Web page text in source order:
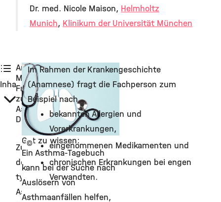
Dr. med. Nicole Maison, Helmholtz
Munich, Klinikum der Universität München
Inhalt
Anamnese:
Mit
Fragen
zur
Asthma-
Diagnose
Zu
den
typischen
Asthma-
Gut zu wissen:
Ein Asthma-Tagebuch
kann bei der Suche nach
Auslösern von
Asthmaanfällen helfen,
©
Im Rahmen der Krankengeschichte
(Anamnese) fragt die Fachperson zum
Beispiel nach
bekannten Allergien und
Vorerkrankungen,
eingenommenen Medikamenten und
chronischen Erkrankungen bei engen
Verwandten.